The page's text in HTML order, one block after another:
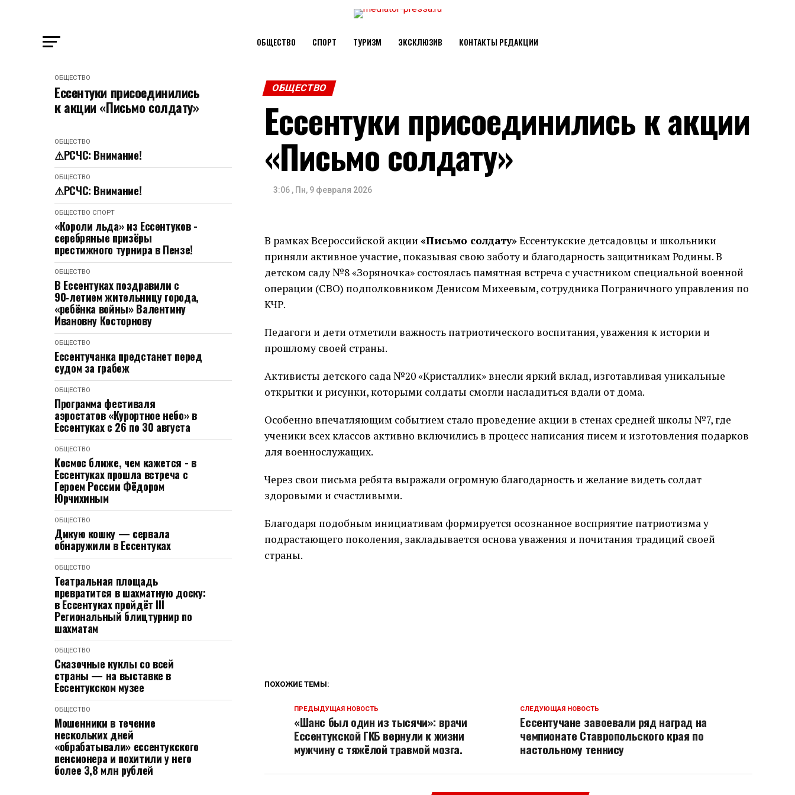
ОБЩЕСТВО СПОРТ ТУРИЗМ ЭКСКЛЮЗИВ КОНТАКТЫ РЕДАКЦИИ
ОБЩЕСТВО
Ессентуки присоединились
к акции «Письмо солдату»
ОБЩЕСТВО
⚠РСЧС: Внимание!
ОБЩЕСТВО
⚠РСЧС: Внимание!
ОБЩЕСТВО СПОРТ
«Короли льда» из Ессентуков -
серебряные призёры
престижного турнира в Пензе!
ОБЩЕСТВО
В Ессентуках поздравили с
90‑летием жительницу города,
«ребёнка войны» Валентину
Ивановну Косторнову
ОБЩЕСТВО
Ессентучанка предстанет перед
судом за грабеж
ОБЩЕСТВО
Программа фестиваля
аэростатов «Курортное небо» в
Ессентуках с 26 по 30 августа
ОБЩЕСТВО
Космос ближе, чем кажется - в
Ессентуках прошла встреча с
Героем России Фёдором
Юрчихиным
ОБЩЕСТВО
Дикую кошку — сервала
обнаружили в Ессентуках
ОБЩЕСТВО
Театральная площадь
превратится в шахматную доску:
в Ессентуках пройдёт III
Региональный блицтурнир по
шахматам
ОБЩЕСТВО
Сказочные куклы со всей
страны — на выставке в
Ессентукском музее
ОБЩЕСТВО
Мошенники в течение
нескольких дней
«обрабатывали» ессентукского
пенсионера и похитили у него
более 3,8 млн рублей
ОБЩЕСТВО
Ессентуки присоединились к акции
«Письмо солдату»
3:06 , Пн, 9 февраля 2026
В рамках Всероссийской акции «Письмо солдату»Ессентукские детсадовцы и школьники
приняли активное участие, показывая свою заботу и благодарность защитникам Родины. В
детском саду №8 «Зоряночка» состоялась памятная встреча с участником специальной военной
операции (СВО) подполковником Денисом Михеевым, сотрудника Пограничного управления по
КЧР.
Педагоги и дети отметили важность патриотического воспитания, уважения к истории и
прошлому своей страны.
Активисты детского сада №20 «Кристаллик» внесли яркий вклад, изготавливая уникальные
открытки и рисунки, которыми солдаты смогли насладиться вдали от дома.
Особенно впечатляющим событием стало проведение акции в стенах средней школы №7, где
ученики всех классов активно включились в процесс написания писем и изготовления подарков
для военнослужащих.
Через свои письма ребята выражали огромную благодарность и желание видеть солдат
здоровыми и счастливыми.
Благодаря подобным инициативам формируется осознанное восприятие патриотизма у
подрастающего поколения, закладывается основа уважения и почитания традиций своей
страны.
ПОХОЖИЕ ТЕМЫ:
СЛЕДУЮЩАЯ НОВОСТЬ
Ессентучане завоевали ряд наград на
чемпионате Ставропольского края по
настольному теннису
ПРЕДЫДУЩАЯ НОВОСТЬ
«Шанс был один из тысячи»: врачи
Ессентукской ГКБ вернули к жизни
мужчину с тяжёлой травмой мозга.